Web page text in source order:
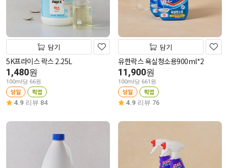
담기
5K프라이스 락스 2.25L
1,480원
100ml당 66원
당일 픽업
4.9 리뷰 84
담기
유한락스 욕실청소용900ml*2
11,900원
100ml당 661원
당일 픽업
4.9 리뷰 76